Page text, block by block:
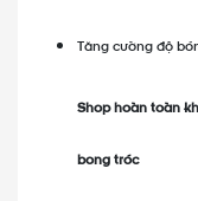
Tăng cường độ
Shop hoàn toàn
bong tróc